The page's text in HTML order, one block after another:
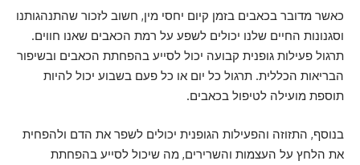
כאשר מדובר בכאבים בזמן קיום יחסי מין, חשוב לזכור שהתנהגותנו
וסגנונות החיים שלנו יכולים לשפע על רמת הכאבים שאנו חווים.
תרגול פעילות גופנית קבועה יכול לסייע בהפחתת הכאבים ובשיפור
הבריאות הכללית. תרגול כל יום או כל פעם בשבוע יכול להיות
תוספת מועילה לטיפול בכאבים.
בנוסף, התזוזה והפעילות הגופנית יכולים לשפר את הדם ולהפחית
את הלחץ על העצמות והשרירים, מה שיכול לסייע בהפחתת